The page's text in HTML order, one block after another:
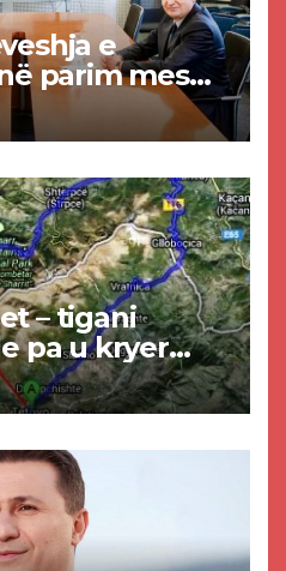
e
parim mes
– tigani
pa u kryer
komuna e
për